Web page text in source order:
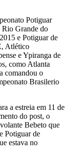
Potiguar
Rio Grande do
e Potiguar de
Atlético
e Ypiranga de
como Atlanta
comandou o
Brasilerio
a estreia em 11 de
do post, o
Bebeto que
Potiguar de
estava no